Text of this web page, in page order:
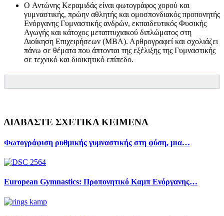
O Αντώνης Κεραμιδάς είναι φωτογράφος χορού και
γυμναστικής, πρώην αθλητής και ομοσπονδιακός προπονητής
Ενόργανης Γυμναστικής ανδρών, εκπαιδευτικός Φυσικής
Αγωγής και κάτοχος μεταπτυχιακού διπλώματος στη
Διοίκηση Επιχειρήσεων (ΜΒΑ). Αρθρογραφεί και σχολιάζει
πάνω σε θέματα που άπτονται της εξέλιξης της Γυμναστικής
σε τεχνικό και διοικητικό επίπεδο.
ΔΙΑΒΑΣΤΕ ΣΧΕΤΙΚΑ ΚΕΙΜΕΝΑ
Φωτογράφιση ρυθμικής γυμναστικής στη φύση, μια…
European Gymnastics: Προπονητικό Καμπ Ενόργανης…